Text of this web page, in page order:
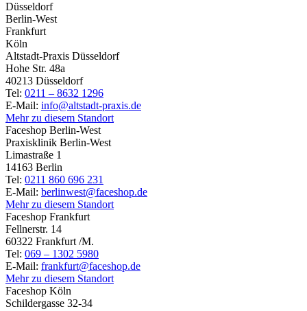
Düsseldorf
Berlin-West
Frankfurt
Köln
Altstadt-Praxis Düsseldorf
Hohe Str. 48a
40213 Düsseldorf
Tel: 0211 – 8632 1296
E-Mail: info@altstadt-praxis.de
Mehr zu diesem Standort
Faceshop Berlin-West
Praxisklinik Berlin-West
Limastraße 1
14163 Berlin
Tel: 0211 860 696 231
E-Mail: berlinwest@faceshop.de
Mehr zu diesem Standort
Faceshop Frankfurt
Fellnerstr. 14
60322 Frankfurt /M.
Tel: 069 – 1302 5980
E-Mail: frankfurt@faceshop.de
Mehr zu diesem Standort
Faceshop Köln
Schildergasse 32-34